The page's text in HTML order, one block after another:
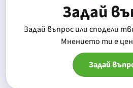
Задай
Задай въпрос или сподели
Mнението ти е
Задай